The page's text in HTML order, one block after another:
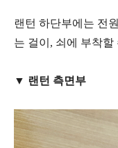
랜턴 하단부에는 전
는 걸이, 쇠에 부착
▼ 랜턴 측면부